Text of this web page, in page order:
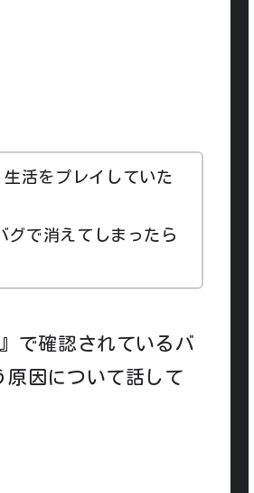
活をプレイしていた
グで消えてしまったら
で確認されているバ
原因について話して